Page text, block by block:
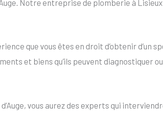
Notre entreprise de plomberie à
que vous êtes en droit d’obtenir d’un
et biens qu’ils peuvent diagnostiquer
vous aurez des experts qui